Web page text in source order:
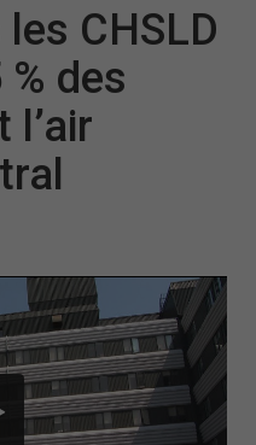
CHSLD
des
l’air